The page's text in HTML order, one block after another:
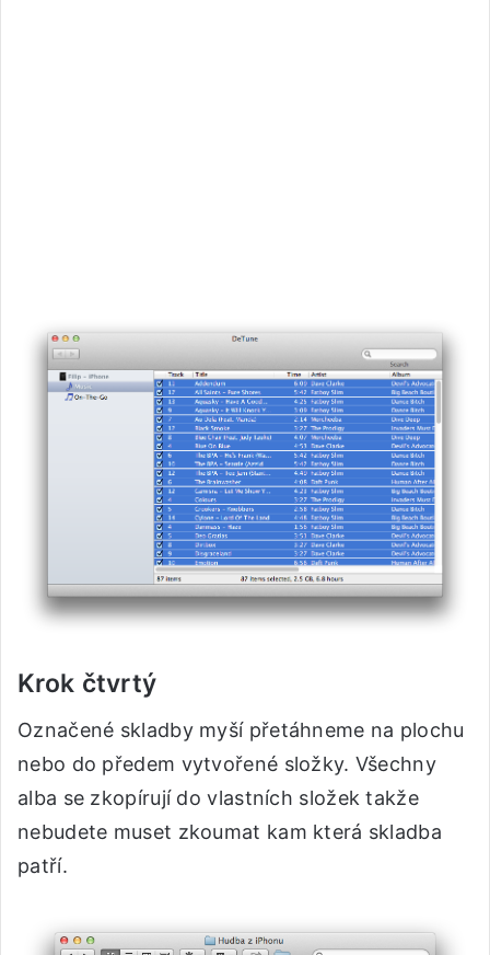
Krok čtvrtý
Označené skladby myší přetáhneme na plochu
nebo do předem vytvořené složky. Všechny
alba se zkopírují do vlastních složek takže
nebudete muset zkoumat kam která skladba
patří.